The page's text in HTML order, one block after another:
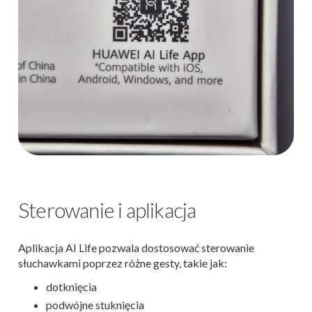
Sterowanie i aplikacja
Aplikacja AI Life pozwala dostosować sterowanie
słuchawkami poprzez różne gesty, takie jak:
dotknięcia
podwójne stuknięcia